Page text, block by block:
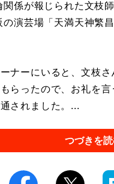
係が報じられた文枝
演芸場「天満天神繁
ナーにいると、文枝
らったので、お礼を
されました。...
つづきを